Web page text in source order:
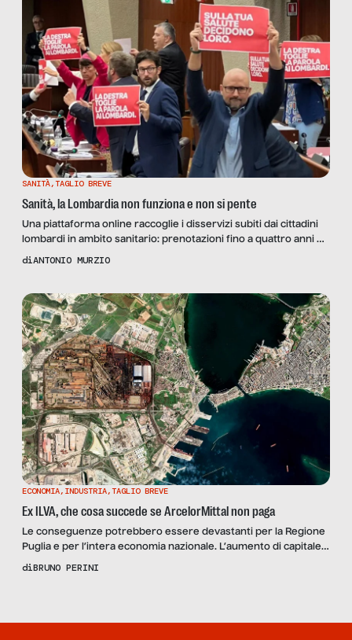
SANITÀ,TAGLIO BREVE
Sanità, la Lombardia non funziona e non si pente
Una piattaforma online raccoglie i disservizi subiti dai cittadini
lombardi in ambito sanitario: prenotazioni fino a quattro anni di
distanza, con il Centro Unico di Prenotazione che non sarà
diANTONIO MURZIO
ECONOMIA, INDUSTRIA,TAGLIO BREVE
Ex ILVA, che cosa succede se ArcelorMittal non paga
Le conseguenze potrebbero essere devastanti per la Regione
Puglia e per l’intera economia nazionale. L’aumento di capitale
ricadrà sull’Esecutivo? I sindacati incalzano: “Noi perdiamo
diBRUNO PERINI